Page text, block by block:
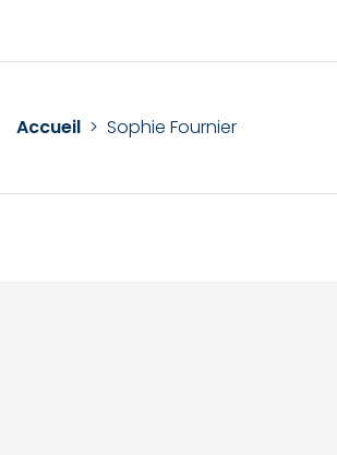
Accueil > Sophie Fournier